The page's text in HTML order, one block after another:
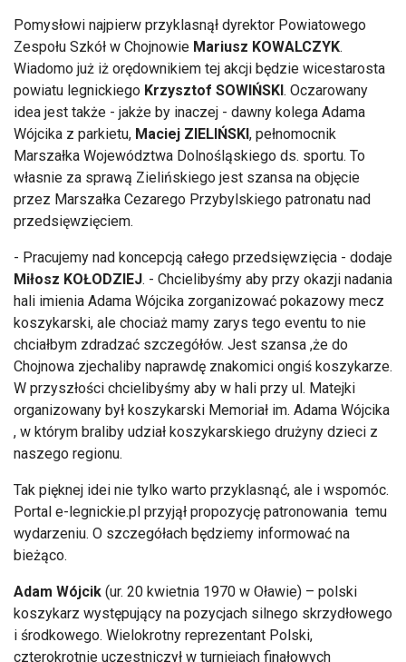
Pomysłowi najpierw przyklasnął dyrektor Powiatowego
Zespołu Szkół w Chojnowie Mariusz KOWALCZYK.
Wiadomo już iż orędownikiem tej akcji będzie wicestarosta
powiatu legnickiego Krzysztof SOWIŃSKI. Oczarowany
idea jest także - jakże by inaczej - dawny kolega Adama
Wójcika z parkietu, Maciej ZIELIŃSKI, pełnomocnik
Marszałka Województwa Dolnośląskiego ds. sportu. To
własnie za sprawą Zielińskiego jest szansa na objęcie
przez Marszałka Cezarego Przybylskiego patronatu nad
przedsięwzięciem.
- Pracujemy nad koncepcją całego przedsięwzięcia - dodaje
Miłosz KOŁODZIEJ. - Chcielibyśmy aby przy okazji nadania
hali imienia Adama Wójcika zorganizować pokazowy mecz
koszykarski, ale chociaż mamy zarys tego eventu to nie
chciałbym zdradzać szczegółów. Jest szansa ,że do
Chojnowa zjechaliby naprawdę znakomici ongiś koszykarze.
W przyszłości chcielibyśmy aby w hali przy ul. Matejki
organizowany był koszykarski Memoriał im. Adama Wójcika
, w którym braliby udział koszykarskiego drużyny dzieci z
naszego regionu.
Tak pięknej idei nie tylko warto przyklasnąć, ale i wspomóc.
Portal e-legnickie.pl przyjął propozycję patronowania temu
wydarzeniu. O szczegółach będziemy informować na
bieżąco.
Adam Wójcik (ur. 20 kwietnia 1970 w Oławie) – polski
koszykarz występujący na pozycjach silnego skrzydłowego
i środkowego. Wielokrotny reprezentant Polski,
czterokrotnie uczestniczył w turniejach finałowych